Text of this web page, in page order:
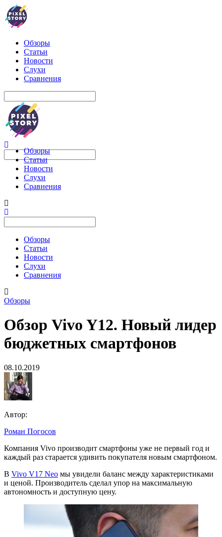
Обзоры
Статьи
Новости
Слухи
Сравнения
Обзоры
Статьи
Новости
Слухи
Сравнения
Обзоры
Статьи
Новости
Слухи
Сравнения
Обзоры
Обзор Vivo Y12. Новый лидер
бюджетных смартфонов
08.10.2019
Автор:
Роман Погосов
Обзор
Vivo
Y12.
Новый
лидер
бюджетных
смартфонов
Компания Vivo производит смартфоны уже не первый год и
каждый раз старается удивить покупателя новым смартфоном.
В Vivo V17 Neo мы увидели баланс между характеристиками
и ценой. Производитель сделал упор на максимальную
автономность и доступную цену.